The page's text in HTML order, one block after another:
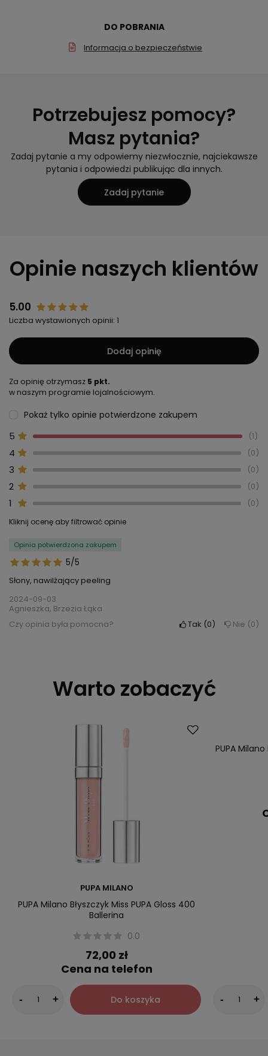
DO POBRANIA
Informacja o bezpieczeństwie
Potrzebujesz pomocy?
Masz pytania?
Zadaj pytanie a my odpowiemy niezwłocznie, najciekawsze
pytania i odpowiedzi publikując dla innych.
Zadaj pytanie
Opinie naszych klientów
5.00
Liczba wystawionych opinii: 1
Dodaj opinię
Za opinię otrzymasz 5 pkt.
w naszym programie lojalnościowym.
Pokaż tylko opinie potwierdzone zakupem
5 1
4 0
3 0
2 0
1 0
Kliknij ocenę aby filtrować opinie
5/5
Opinia potwierdzona zakupem
Słony, nawilżający peeling
2024-09-03
Agnieszka, Brzezia Łąka
Czy opinia była pomocna?
Tak 0 Nie 0
Warto zobaczyć
PUPA MILANO
PUPA Milano Błyszczyk Miss PUPA Gloss 400
Ballerina
0.0
72,00 zł
Cena na telefon
- + Do koszyka
PUPA
- +